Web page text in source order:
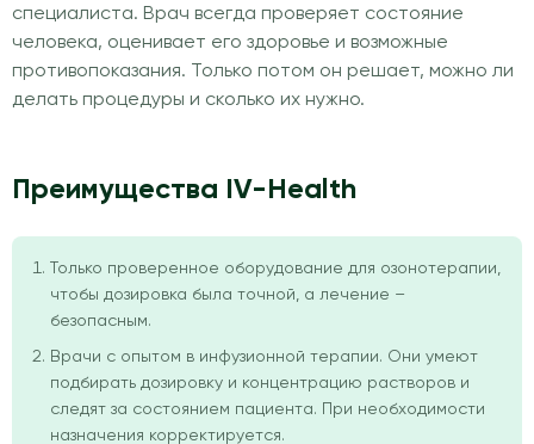
специалиста. Врач всегда проверяет состояние
человека, оценивает его здоровье и возможные
противопоказания. Только потом он решает, можно ли
делать процедуры и сколько их нужно.
Преимущества IV-Health
Только проверенное оборудование для озонотерапии,
чтобы дозировка была точной, а лечение –
безопасным.
Врачи с опытом в инфузионной терапии. Они умеют
подбирать дозировку и концентрацию растворов и
следят за состоянием пациента. При необходимости
назначения корректируется.